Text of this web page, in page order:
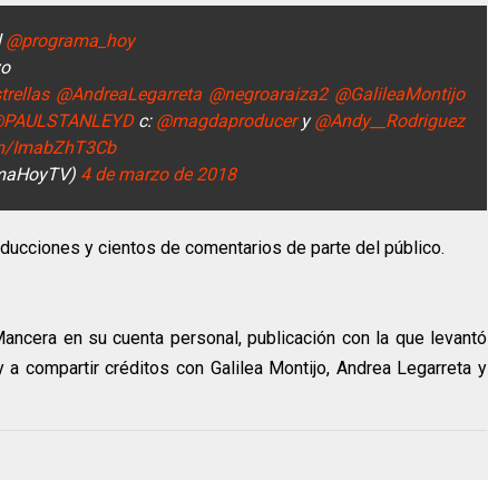
@programa_hoy
@AndreaLegarreta @negroaraiza2 @GalileaMontijo
c: @magdaproducery@Andy__Rodriguez
ImabZhT3Cb
4 de marzo de 2018
y cientos de comentarios de parte del público.
en su cuenta personal, publicación con la que levantó
compartir créditos con Galilea Montijo, Andrea Legarreta y